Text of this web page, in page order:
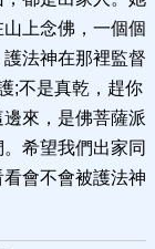
上念佛，一個個
法神在那裡監督
;不是真乾，趕你
來，是佛菩薩派
希望我們出家同
會不會被護法神